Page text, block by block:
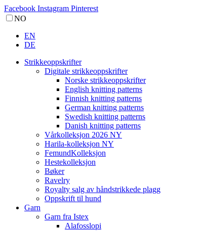
Facebook Instagram Pinterest
NO
EN
DE
Strikkeoppskrifter
Digitale strikkeoppskrifter
Norske strikkeoppskrifter
English knitting patterns
Finnish knitting patterns
German knitting patterns
Swedish knitting patterns
Danish knitting patterns
Vårkolleksjon 2026 NY
Harila-kolleksjon NY
FemundKolleksjon
Hestekolleksjon
Bøker
Ravelry
Royalty salg av håndstrikkede plagg
Oppskrift til hund
Garn
Garn fra Istex
Alafosslopi